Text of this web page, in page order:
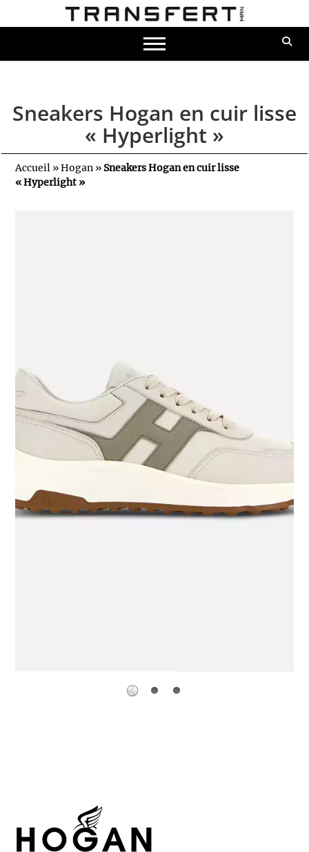
Sneakers Hogan en cuir lisse
« Hyperlight »
Accueil »Hogan »Sneakers Hogan en cuir lisse
« Hyperlight »